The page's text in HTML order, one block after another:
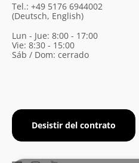
Tel.: +49 5176 6944002
(Deutsch, English)
Lun - Jue: 8:00 - 17:00
Vie: 8:30 - 15:00
Sáb / Dom: cerrado
Desistir del contrato